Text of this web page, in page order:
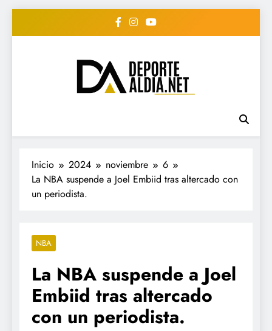
• DEPORTE AL DIA •
"Periodico Deportivo
Digital"
#deportealdiard #deportealdiaperiodico
Inicio 2024 noviembre
6
La NBA suspende a Joel Embiid tras altercado con
un periodista.
NBA
La NBA suspende a Joel
Embiid tras altercado
con un periodista.